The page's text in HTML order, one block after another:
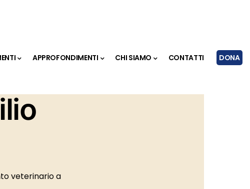
APPROFONDIMENTI CHI SIAMO CONTATTI DONA
veterinario a